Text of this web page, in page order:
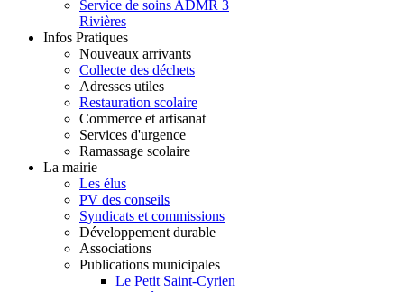
Service de soins ADMR 3
Rivières
Infos Pratiques
Nouveaux arrivants
Collecte des déchets
Adresses utiles
Restauration scolaire
Commerce et artisanat
Services d'urgence
Ramassage scolaire
La mairie
Les élus
PV des conseils
Syndicats et commissions
Développement durable
Associations
Publications municipales
Le Petit Saint-Cyrien